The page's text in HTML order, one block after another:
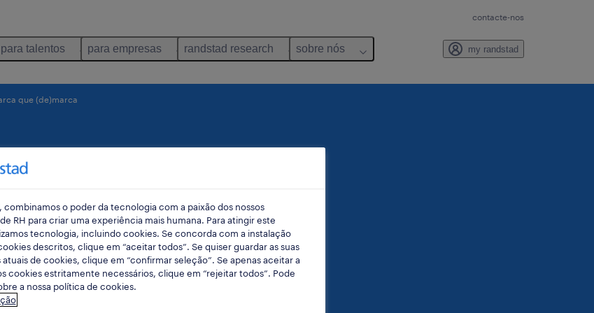
contacte-nos
para talentos para empresas randstad research sobre nós my randstad
que (de)marca
combinamos o poder da tecnologia com a paixão dos nossos
RH para criar uma experiência mais humana. Para atingir este
tecnologia, incluindo cookies. Se concorda com a instalação
descritos, clique em “aceitar todos”. Se quiser guardar as suas
de cookies, clique em “confirmar seleção”. Se apenas aceitar a
cookies estritamente necessários, clique em “rejeitar todos”. Pode
a nossa política de cookies.